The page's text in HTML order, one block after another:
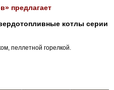
предлагает
котлы серии
пеллетной горелкой.